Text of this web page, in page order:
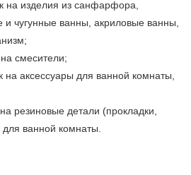
на изделия из санфарфора,
чугунные ванны, акриловые ванны,
смесители;
на аксессуары для ванной комнаты,
резиновые детали (прокладки,
ванной комнаты.